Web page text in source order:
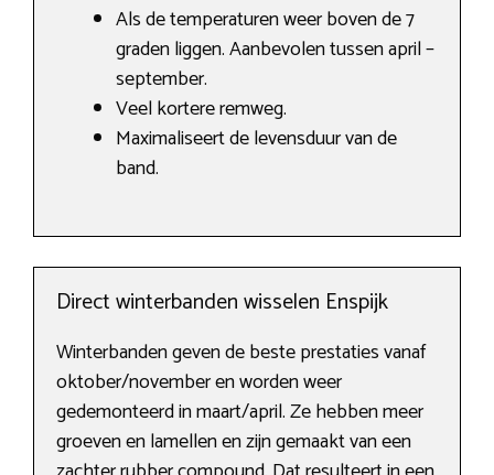
Als de temperaturen weer boven de 7
graden liggen. Aanbevolen tussen april –
september.
Veel kortere remweg.
Maximaliseert de levensduur van de
band.
Direct winterbanden wisselen Enspijk
Winterbanden geven de beste prestaties vanaf
oktober/november en worden weer
gedemonteerd in maart/april. Ze hebben meer
groeven en lamellen en zijn gemaakt van een